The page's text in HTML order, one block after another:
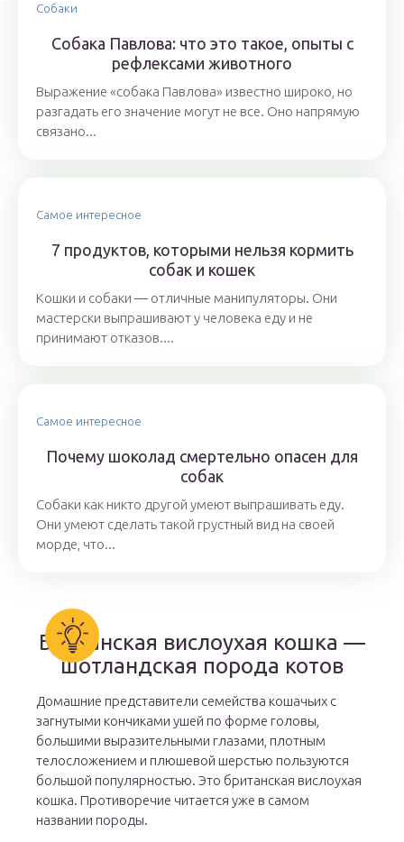
Собаки
Собака Павлова: что это такое, опыты с
рефлексами животного
Выражение «собака Павлова» известно широко, но
разгадать его значение могут не все. Оно напрямую
связано...
Самое интересное
7 продуктов, которыми нельзя кормить
собак и кошек
Кошки и собаки ― отличные манипуляторы. Они
мастерски выпрашивают у человека еду и не
принимают отказов....
Самое интересное
Почему шоколад смертельно опасен для
собак
Собаки как никто другой умеют выпрашивать еду.
Они умеют сделать такой грустный вид на своей
морде, что...
Британская вислоухая кошка —
шотландская порода котов
Домашние представители семейства кошачьих с
загнутыми кончиками ушей по форме головы,
большими выразительными глазами, плотным
телосложением и плюшевой шерстью пользуются
большой популярностью. Это британская вислоухая
кошка. Противоречие читается уже в самом
названии породы.